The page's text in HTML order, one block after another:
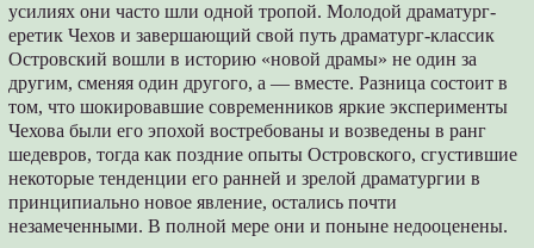
усилиях они часто шли одной тропой. Молодой драматург-
еретик Чехов и завершающий свой путь драматург-классик
Островский вошли в историю «новой драмы» не один за
другим, сменяя один другого, а — вместе. Разница состоит в
том, что шокировавшие современников яркие эксперименты
Чехова были его эпохой востребованы и возведены в ранг
шедевров, тогда как поздние опыты Островского, сгустившие
некоторые тенденции его ранней и зрелой драматургии в
принципиально новое явление, остались почти
незамеченными. В полной мере они и поныне недооценены.